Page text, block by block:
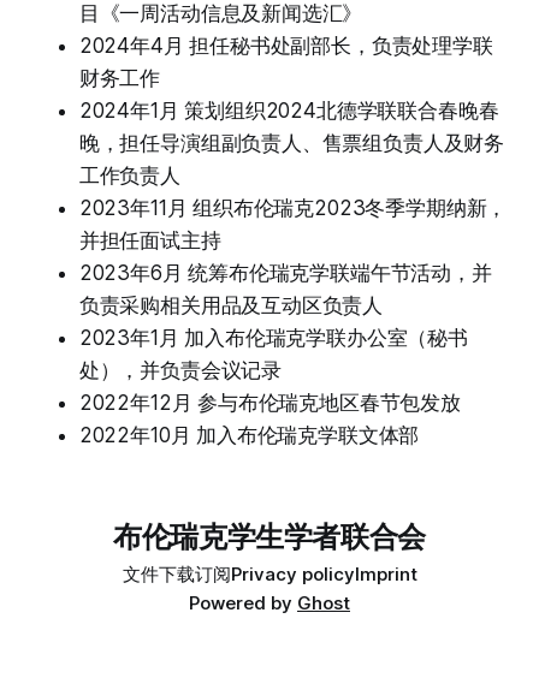
目《一周活动信息及新闻选汇》
2024年4月 担任秘书处副部长，负责处理学联
财务工作
2024年1月 策划组织2024北德学联联合春晚春
晚，担任导演组副负责人、售票组负责人及财务
工作负责人
2023年11月 组织布伦瑞克2023冬季学期纳新，
并担任面试主持
2023年6月 统筹布伦瑞克学联端午节活动，并
负责采购相关用品及互动区负责人
2023年1月 加入布伦瑞克学联办公室（秘书
处），并负责会议记录
2022年12月 参与布伦瑞克地区春节包发放
2022年10月 加入布伦瑞克学联文体部
布伦瑞克学生学者联合会
文件下载订阅Privacy policyImprint
Powered by Ghost